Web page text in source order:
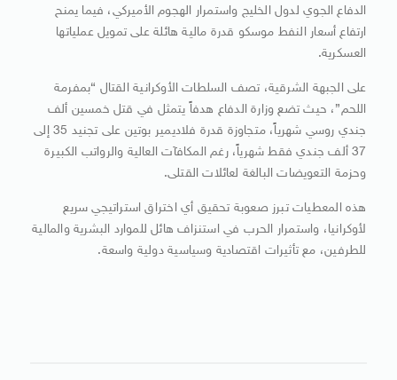
الدفاع الجوي لدول الخليج واستمرار الهجوم الأميركي، فيما يمنح
ارتفاع أسعار النفط موسكو قدرة مالية هائلة على تمويل عملياتها
العسكرية.
على الجبهة الشرقية، تصف السلطات الأوكرانية القتال “بمفرمة
اللحم”، حيث تضع وزارة الدفاع هدفاً يتمثل في قتل خمسين ألف
جندي روسي شهرياً، متجاوزة قدرة فلاديمير بوتين على تجنيد 35 إلى
37 ألف جندي فقط شهرياً، رغم المكافآت العالية والرواتب الكبيرة
وحزمة التعويضات البالغة لعائلات القتلى.
هذه المعطيات تبرز صعوبة تحقيق أي اختراق استراتيجي سريع
لأوكرانيا، واستمرار الحرب في استنزاف هائل للموارد البشرية والمالية
للطرفين، مع تأثيرات اقتصادية وسياسية دولية واسعة.